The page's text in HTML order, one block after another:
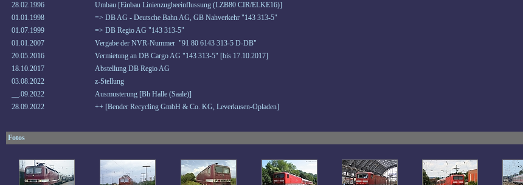
28.02.1996
Umbau [Einbau Linienzugbeeinflussung (LZB80 CIR/ELKE16)]
01.01.1998
=> DB AG - Deutsche Bahn AG, GB Nahverkehr "143 313-5"
01.07.1999
=> DB Regio AG "143 313-5"
01.01.2007
Vergabe der NVR-Nummer "91 80 6143 313-5 D-DB"
20.05.2016
Vermietung an DB Cargo AG "143 313-5" [bis 17.10.2017]
18.10.2017
Abstellung DB Regio AG
03.08.2022
z-Stellung
__.09.2022
Ausmusterung [Bh Halle (Saale)]
28.09.2022
++ [Bender Recycling GmbH & Co. KG, Leverkusen-Opladen]
Fotos